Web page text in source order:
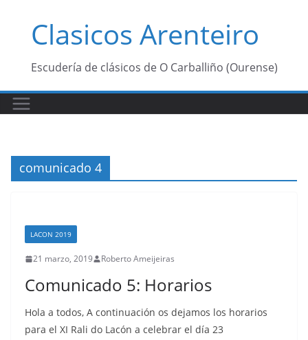
contenidoClasicos Arenteiro
Escudería de clásicos de O Carballiño (Ourense)
comunicado 4
LACON 2019
21 marzo, 2019 Roberto Ameijeiras
Comunicado 5: Horarios
Hola a todos, A continuación os dejamos los horarios
para el XI Rali do Lacón a celebrar el día 23